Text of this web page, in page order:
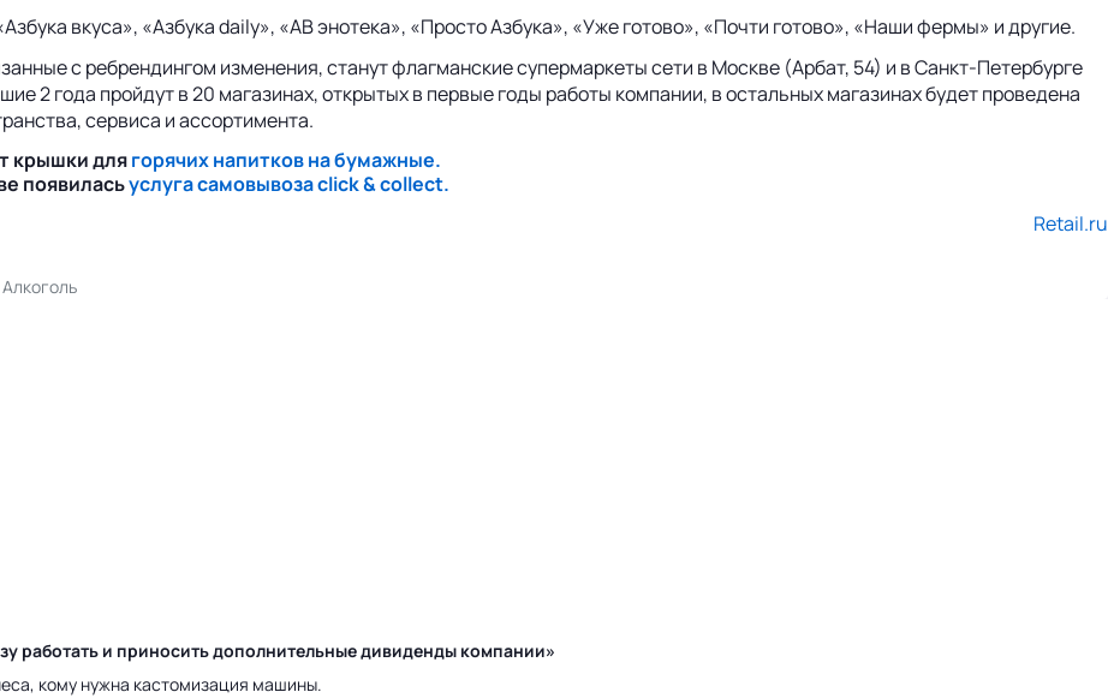
вкуса», «Азбука daily», «АВ энотека», «Просто Азбука», «Уже готово», «Почти готово», «Наши фермы» и другие.
с ребрендингом изменения, станут флагманские супермаркеты сети в Москве (Арбат, 54) и в Санкт-Петербурге
2 года пройдут в 20 магазинах, открытых в первые годы работы компании, в остальных магазинах будет проведена
сервиса и ассортимента.
крышки длягорячих напитков на бумажные.
появиласьуслуга самовывоза click & collect.
Retail.ru
работать и приносить дополнительные дивиденды компании»
кому нужна кастомизация машины.